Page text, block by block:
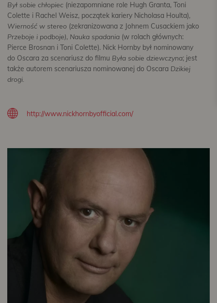
Był sobie chłopiec (niezapomniane role Hugh Granta, Toni
Colette i Rachel Weisz, początek kariery Nicholasa Houlta),
Wierność w stereo (zekranizowana z Johnem Cusackiem jako
Przeboje i podboje), Nauka spadania (w rolach głównych:
Pierce Brosnan i Toni Colette). Nick Hornby był nominowany
do Oscara za scenariusz do filmu Była sobie dziewczyna; jest
także autorem scenariusza nominowanej do Oscara Dzikiej
drogi.
http://www.nickhornbyofficial.com/